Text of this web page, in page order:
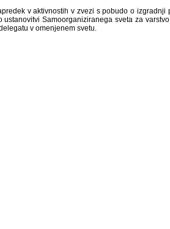
v aktivnostih v zvezi s pobudo o izgradnji
Samoorganiziranega sveta za
v omenjenem svetu.